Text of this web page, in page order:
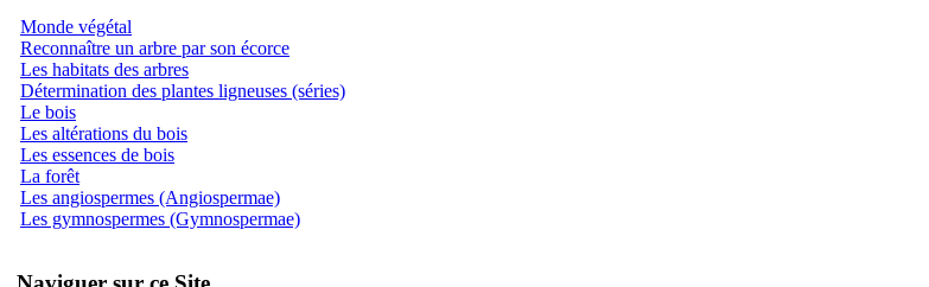
Monde végétal
Reconnaître un arbre par son écorce
Les habitats des arbres
Détermination des plantes ligneuses (séries)
Le bois
Les altérations du bois
Les essences de bois
La forêt
Les angiospermes (Angiospermae)
Les gymnospermes (Gymnospermae)